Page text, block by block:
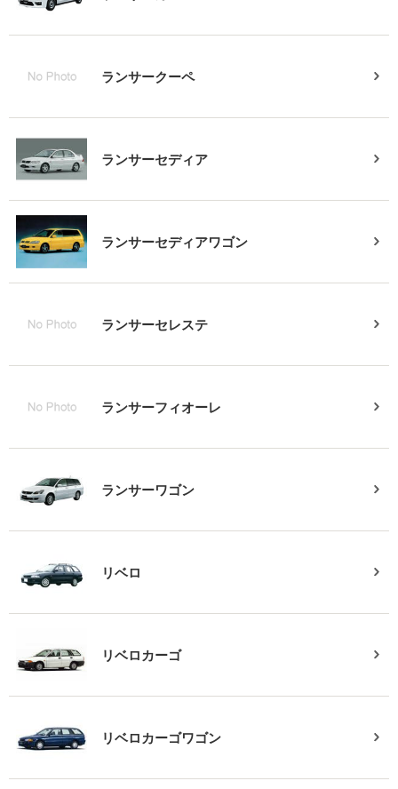
ランサークーペ
ランサーセディア
ランサーセディアワゴン
ランサーセレステ
ランサーフィオーレ
ランサーワゴン
リベロ
リベロカーゴ
リベロカーゴワゴン